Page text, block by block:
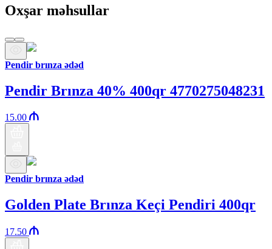
Oxşar məhsullar
Pendir brınza ədəd
Pendir Brınza 40% 400qr 4770275048231
15.00
Pendir brınza ədəd
Golden Plate Brınza Keçi Pendiri 400qr
17.50